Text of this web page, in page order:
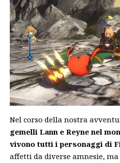
Nel corso della nostra
gemelli Lann e Reyne nel
vivono tutti i personaggi di
affetti da diverse amnesie,